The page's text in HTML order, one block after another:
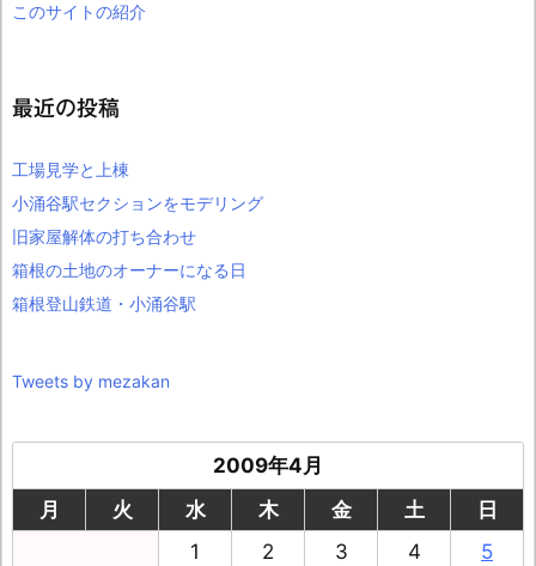
このサイトの紹介
最近の投稿
工場見学と上棟
小涌谷駅セクションをモデリング
旧家屋解体の打ち合わせ
箱根の土地のオーナーになる日
箱根登山鉄道・小涌谷駅
Tweets by mezakan
2009年4月
月
火 水 木 金 土
日
1
2 3 4
5